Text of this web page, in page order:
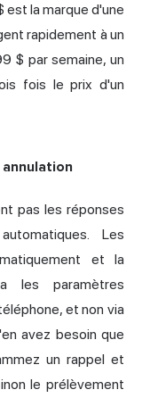
la marque d'une
rapidement à un
$ par semaine, un
fois le prix d'un
pas les réponses
Les
et la
les paramètres
et non via
avez besoin que
un rappel et
le prélèvement